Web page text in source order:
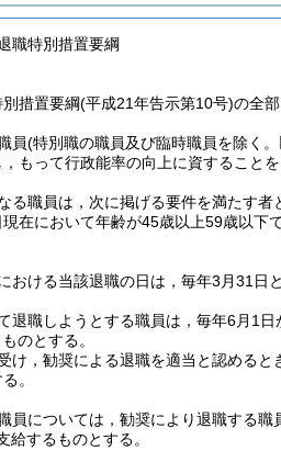
職特別措置要綱
措置要綱(平成21年告示第10号)の全部
員(特別職の職員及び臨時職員を除く
もって行政能率の向上に資することを
る職員は，次に掲げる要件を満たす者
在において年齢が45歳以上59歳以下で
おける当該退職の日は，毎年3月31日と
退職しようとする職員は，毎年6月1
のとする。
け，勧奨による退職を適当と認める
。
員については，勧奨により退職する職
するものとする。